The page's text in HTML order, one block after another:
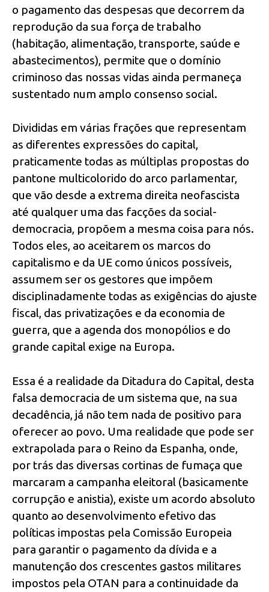
o pagamento das despesas que decorrem da
reprodução da sua força de trabalho
(habitação, alimentação, transporte, saúde e
abastecimentos), permite que o domínio
criminoso das nossas vidas ainda permaneça
sustentado num amplo consenso social.
Divididas em várias frações que representam
as diferentes expressões do capital,
praticamente todas as múltiplas propostas do
pantone multicolorido do arco parlamentar,
que vão desde a extrema direita neofascista
até qualquer uma das facções da social-
democracia, propõem a mesma coisa para nós.
Todos eles, ao aceitarem os marcos do
capitalismo e da UE como únicos possíveis,
assumem ser os gestores que impõem
disciplinadamente todas as exigências do ajuste
fiscal, das privatizações e da economia de
guerra, que a agenda dos monopólios e do
grande capital exige na Europa.
Essa é a realidade da Ditadura do Capital, desta
falsa democracia de um sistema que, na sua
decadência, já não tem nada de positivo para
oferecer ao povo. Uma realidade que pode ser
extrapolada para o Reino da Espanha, onde,
por trás das diversas cortinas de fumaça que
marcaram a campanha eleitoral (basicamente
corrupção e anistia), existe um acordo absoluto
quanto ao desenvolvimento efetivo das
políticas impostas pela Comissão Europeia
para garantir o pagamento da dívida e a
manutenção dos crescentes gastos militares
impostos pela OTAN para a continuidade da